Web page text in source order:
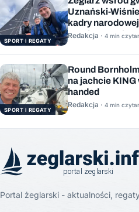
SPORT I REGATY
Uznański-
kadry
Stację
Redakcja · 4 min
SPORT I REGATY
Round
na jachcie
handed
Redakcja · 4 min
Portal żeglarski - aktualności,